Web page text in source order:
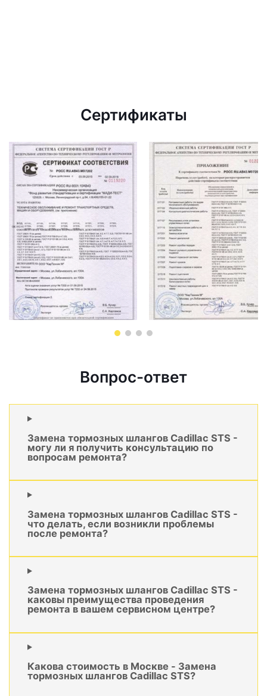
Сертификаты
Вопрос-ответ
Замена тормозных шлангов Cadillac STS -
могу ли я получить консультацию по
вопросам ремонта?
Замена тормозных шлангов Cadillac STS -
что делать, если возникли проблемы
после ремонта?
Замена тормозных шлангов Cadillac STS -
каковы преимущества проведения
ремонта в вашем сервисном центре?
Какова стоимость в Москве - Замена
тормозных шлангов Cadillac STS?